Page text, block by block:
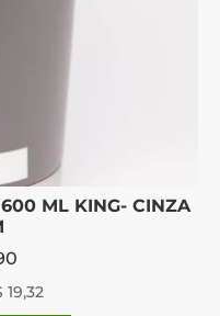
ML KING- CINZA
19,32